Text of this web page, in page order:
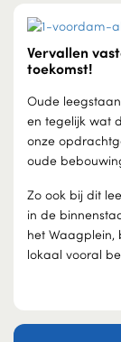
Vervallen
toekomst!
Oude
en tegelijk wat
onze
oude
Zo ook bij dit
in de
het Waagplein,
lokaal vooral